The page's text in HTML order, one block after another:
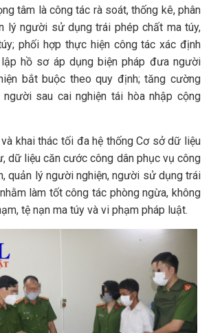
tâm là công tác rà soát, thống kê, phân
lý người sử dụng trái phép chất ma túy,
phối hợp thực hiện công tác xác định
lập hồ sơ áp dụng biện pháp đưa người
bắt buộc theo quy định; tăng cường
sau cai nghiện tái hòa nhập cộng
khai thác tối đa hệ thống Cơ sở dữ liệu
dữ liệu căn cước công dân phục vụ công
quản lý người nghiện, người sử dụng trái
làm tốt công tác phòng ngừa, không
tệ nạn ma túy và vi phạm pháp luật.